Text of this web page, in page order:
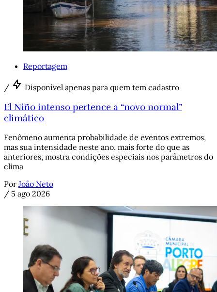
Reportagem
/ Disponível apenas para quem tem cadastro
El Niño intenso pertence a “novo normal”
climático
Fenômeno aumenta probabilidade de eventos extremos,
mas sua intensidade neste ano, mais forte do que as
anteriores, mostra condições especiais nos parâmetros do
clima
Por João Neto
/ 5 ago 2026